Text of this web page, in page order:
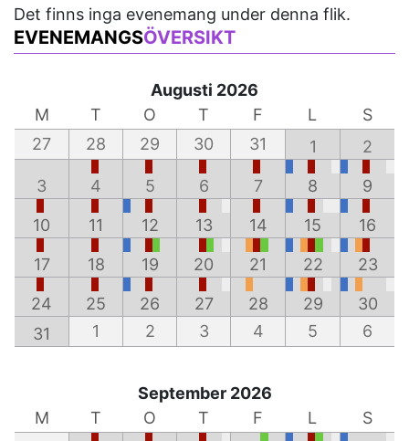
Det finns inga evenemang under denna flik.
EVENEMANGSÖVERSIKT
Augusti 2026
M
T O T F L
S
27
28 29 30 31 1 2
3 4 5 6 7 8 9
10 11 12 13 14 15 16
17 18 19 20 21 22 23
24 25 26 27 28 29
30
31
1 2 3 4 5 6
September 2026
M
T O T F L
S